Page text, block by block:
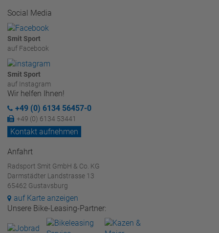
Social Media
Smit Sport
auf Facebook
Smit Sport
auf Instagram
Wir helfen Ihnen!
+49 (0) 6134 56457-0
+49 (0) 6134 53441
Kontakt aufnehmen
Anfahrt
Radsport Smit GmbH & Co. KG
Darmstädter Landstrasse 13
65462 Gustavsburg
auf Karte anzeigen
Unsere Bike-Leasing-Partner: